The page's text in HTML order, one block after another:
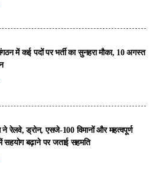
में कई पदों पर भर्ती का सुनहरा मौका, 10 अगस्त
रेलवे, ड्रोन, एसजे-100 विमानों और महत्वपूर्ण
सहयोग बढ़ाने पर जताई सहमति